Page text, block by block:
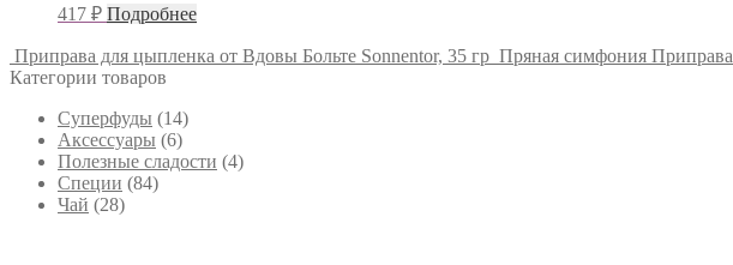
417 ₽ Подробнее
Приправа для цыпленка от Вдовы Больте Sonnentor, 35 гр Пряная симфония Приправа
Категории товаров
Cуперфуды (14)
Аксессуары (6)
Полезные сладости (4)
Специи (84)
Чай (28)